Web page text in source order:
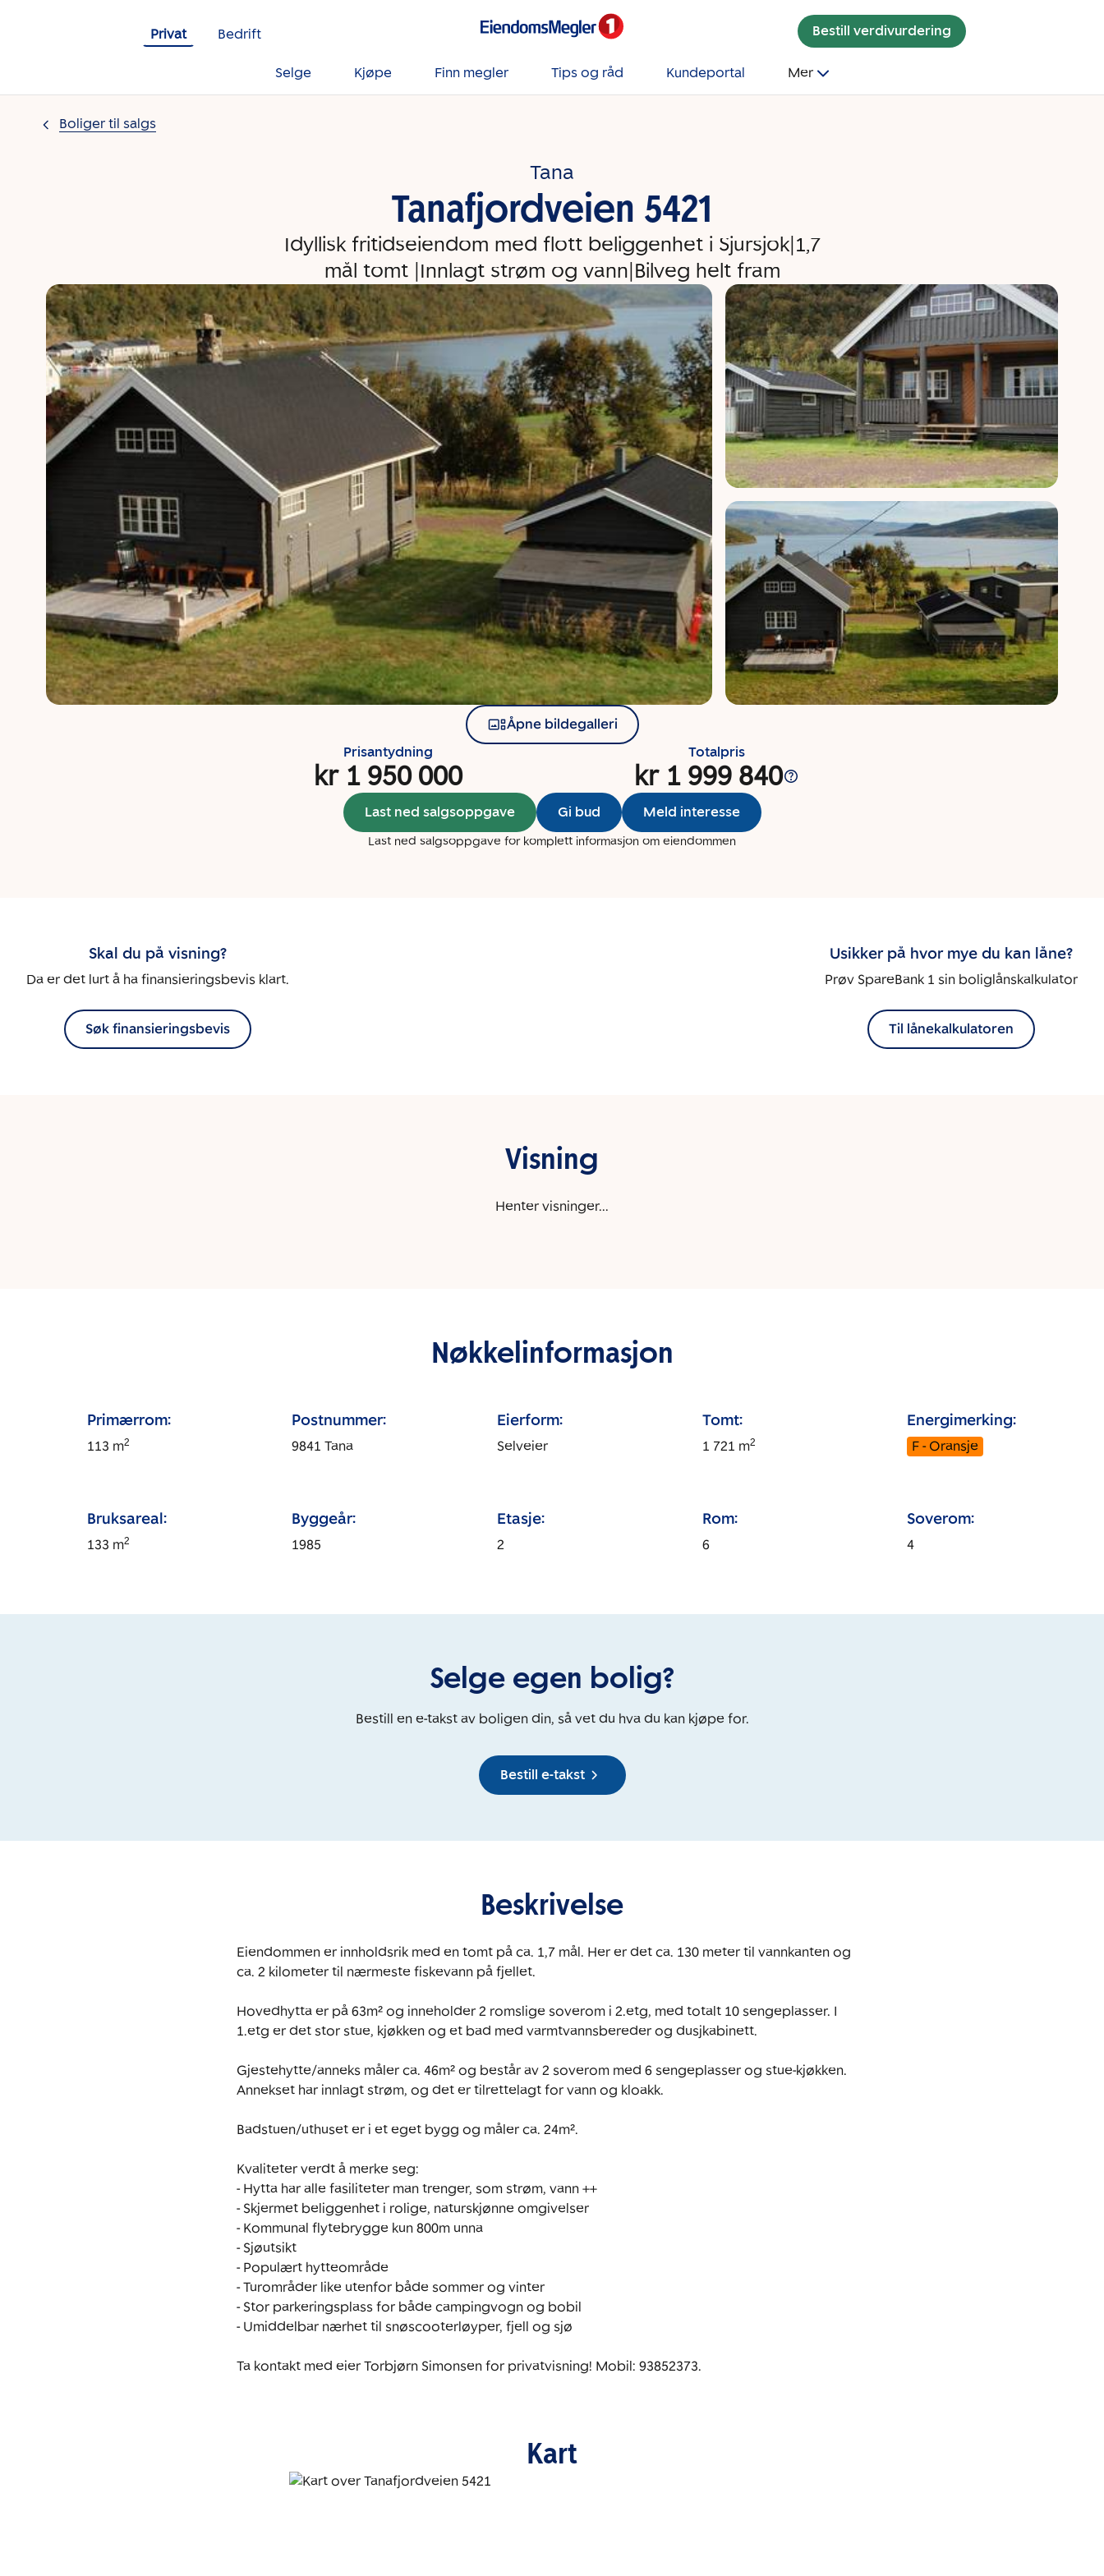
Privat
Bedrift Bestill verdivurdering
Selge Kjøpe Finn megler Tips og råd Kundeportal Mer
Boliger til salgs
Tana
Tanafjordveien 5421
Idyllisk fritidseiendom med flott beliggenhet i Sjursjok|1,7
mål tomt |Innlagt strøm og vann|Bilveg helt fram
Åpne bildegalleri
Prisantydning
kr 1 950 000
Totalpris
kr 1 999 840
Last ned salgsoppgave Gi bud Meld interesse
Last ned salgsoppgave for komplett informasjon om eiendommen
Skal du på visning?
Da er det lurt å ha finansieringsbevis klart.
Søk finansieringsbevis
Usikker på hvor mye du kan låne?
Prøv SpareBank 1 sin boliglånskalkulator
Til lånekalkulatoren
Visning
Henter visninger...
Nøkkelinformasjon
Primærrom:
113 m2
Postnummer:
9841 Tana
Eierform:
Selveier
Tomt:
1 721 m2
Energimerking:
F - Oransje
Bruksareal:
133 m2
Byggeår:
1985
Etasje:
2
Rom:
6
Soverom:
4
Selge egen bolig?
Bestill en e-takst av boligen din, så vet du hva du kan kjøpe for.
Bestill e-takst
Beskrivelse
Eiendommen er innholdsrik med en tomt på ca. 1,7 mål. Her er det ca. 130 meter til vannkanten og
ca. 2 kilometer til nærmeste fiskevann på fjellet.
Hovedhytta er på 63m² og inneholder 2 romslige soverom i 2.etg, med totalt 10 sengeplasser. I
1.etg er det stor stue, kjøkken og et bad med varmtvannsbereder og dusjkabinett.
Gjestehytte/anneks måler ca. 46m² og består av 2 soverom med 6 sengeplasser og stue-kjøkken.
Annekset har innlagt strøm, og det er tilrettelagt for vann og kloakk.
Badstuen/uthuset er i et eget bygg og måler ca. 24m².
Kvaliteter verdt å merke seg:
- Hytta har alle fasiliteter man trenger, som strøm, vann ++
- Skjermet beliggenhet i rolige, naturskjønne omgivelser
- Kommunal flytebrygge kun 800m unna
- Sjøutsikt
- Populært hytteområde
- Turområder like utenfor både sommer og vinter
- Stor parkeringsplass for både campingvogn og bobil
- Umiddelbar nærhet til snøscooterløyper, fjell og sjø
Ta kontakt med eier Torbjørn Simonsen for privatvisning! Mobil: 93852373.
Kart